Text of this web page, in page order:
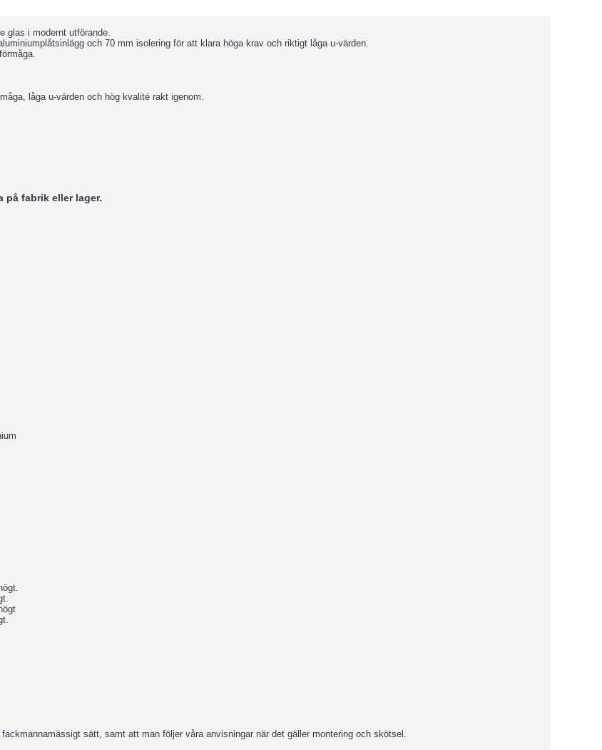
glas i modernt utförande.
och 70 mm isolering för att klara höga krav och riktigt låga u-värden.
låga u-värden och hög kvalité rakt igenom.
på fabrik eller lager.
sätt, samt att man följer våra anvisningar när det gäller montering och skötsel.